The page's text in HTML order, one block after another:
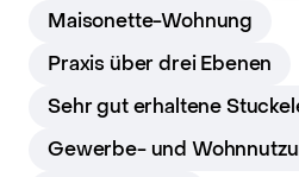
Maisonette-Wohnung
Praxis über drei Ebenen
Sehr gut erhaltene
Gewerbe- und